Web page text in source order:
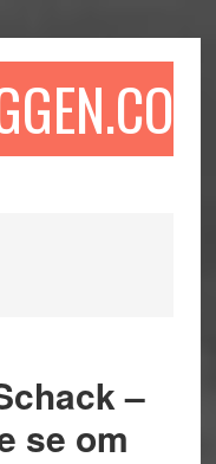
–
se om